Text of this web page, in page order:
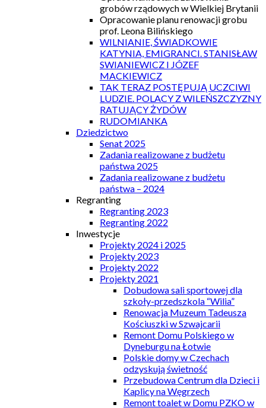
grobów rządowych w Wielkiej Brytanii
Opracowanie planu renowacji grobu
prof. Leona Bilińskiego
WILNIANIE, ŚWIADKOWIE
KATYNIA, EMIGRANCI. STANISŁAW
SWIANIEWICZ I JÓZEF
MACKIEWICZ
TAK TERAZ POSTĘPUJĄ UCZCIWI
LUDZIE. POLACY Z WILEŃSZCZYZNY
RATUJĄCY ŻYDÓW
RUDOMIANKA
Dziedzictwo
Senat 2025
Zadania realizowane z budżetu
państwa 2025
Zadania realizowane z budżetu
państwa – 2024
Regranting
Regranting 2023
Regranting 2022
Inwestycje
Projekty 2024 i 2025
Projekty 2023
Projekty 2022
Projekty 2021
Dobudowa sali sportowej dla
szkoły-przedszkola “Wilia”
Renowacja Muzeum Tadeusza
Kościuszki w Szwajcarii
Remont Domu Polskiego w
Dyneburgu na Łotwie
Polskie domy w Czechach
odzyskują świetność
Przebudowa Centrum dla Dzieci i
Kaplicy na Węgrzech
Remont toalet w Domu PZKO w